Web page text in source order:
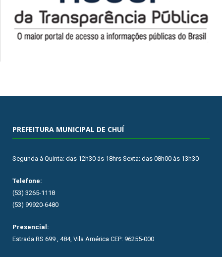
PREFEITURA MUNICIPAL DE CHUÍ
Segunda à Quinta: das 12h30 ás 18hrs Sexta: das 08h00 às 13h30
Telefone:
(53) 3265-1118
(53) 99920-6480
Presencial:
Estrada RS 699 , 484, Vila América CEP: 96255-000